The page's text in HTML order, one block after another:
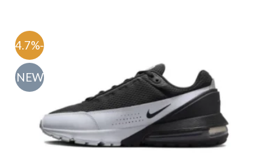
-54.7%
NEW